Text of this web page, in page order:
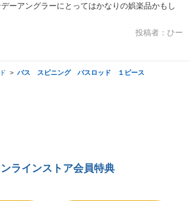
ーアングラーにとってはかなりの娯楽品かもし
投稿者： ひー
> バス スピニング バスロッド １ピース
ラインストア会員特典